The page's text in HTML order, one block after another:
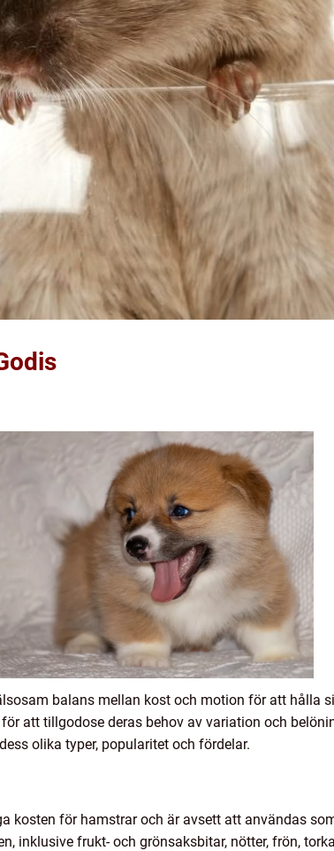
balans mellan kost och motion för att hålla
att tillgodose deras behov av variation och
olika typer, popularitet och fördelar.
kosten för hamstrar och är avsett att användas
inklusive frukt- och grönsaksbitar, nötter, frön,